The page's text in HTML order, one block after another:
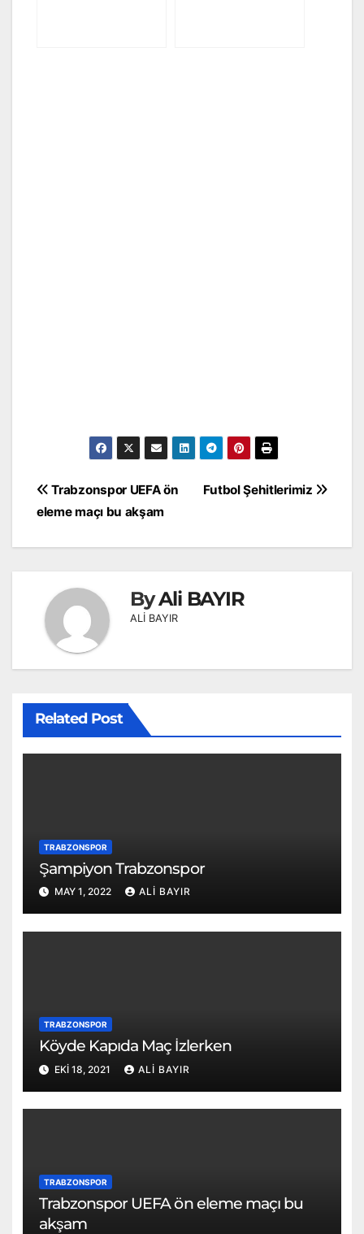
Yazı
gezinmesi
Futbol Şehitlerimiz
Trabzonspor UEFA ön
eleme maçı bu akşam
ByAli BAYIR
ALİ BAYIR
Related Post
TRABZONSPOR
Şampiyon Trabzonspor
MAY 1, 2022 ALI BAYIR
TRABZONSPOR
Köyde Kapıda Maç İzlerken
EKI 18, 2021 ALI BAYIR
TRABZONSPOR
Trabzonspor UEFA ön eleme maçı bu
akşam